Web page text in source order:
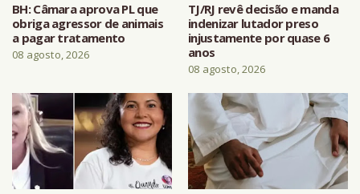
BH: Câmara aprova PL que
obriga agressor de animais
a pagar tratamento
08 agosto, 2026
TJ/RJ revê decisão e manda
indenizar lutador preso
injustamente por quase 6
anos
08 agosto, 2026